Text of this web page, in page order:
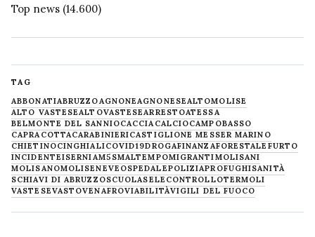
Top news (14.600)
TAG
ABBONATIABRUZZOAGNONEAGNONESEALTOMOLISE
ALTO VASTESEALTOVASTESEARRESTOATESSA
BELMONTE DEL SANNIOCACCIACALCIOCAMPOBASSO
CAPRACOTTACARABINIERICASTIGLIONE MESSER MARINO
CHIETINOCINGHIALICOVID19DROGAFINANZAFORESTALE FURTO
INCIDENTEISERNIAM5SMALTEMPOMIGRANTIMOLISANI
MOLISANOMOLISENEVE OSPEDALEPOLIZIAPROFUGHISANITÀ
SCHIAVI DI ABRUZZOSCUOLASELECONTROLLOTERMOLI
VASTESEVASTOVENAFROVIABILITÀVIGILI DEL FUOCO